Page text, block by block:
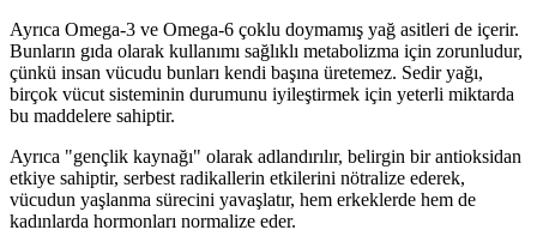
Ayrıca Omega-3 ve Omega-6 çoklu doymamış yağ asitleri de içerir.
Bunların gıda olarak kullanımı sağlıklı metabolizma için zorunludur,
çünkü insan vücudu bunları kendi başına üretemez. Sedir yağı,
birçok vücut sisteminin durumunu iyileştirmek için yeterli miktarda
bu maddelere sahiptir.
Ayrıca "gençlik kaynağı" olarak adlandırılır, belirgin bir antioksidan
etkiye sahiptir, serbest radikallerin etkilerini nötralize ederek,
vücudun yaşlanma sürecini yavaşlatır, hem erkeklerde hem de
kadınlarda hormonları normalize eder.